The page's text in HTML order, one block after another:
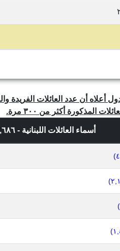
المذكورة أكثر من ٣٠٠ مرة.
أسماء العائلات اللبنانية - ٣٣,٦٨٦ إسم عائلة فريد، حسب